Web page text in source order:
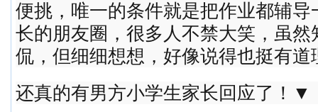
便挑，唯一的条件就是把作业都辅导
长的朋友圈，很多人不禁大笑，虽然
侃，但细细想想，好像说得也挺有道
还真的有男方小学生家长回应了！▼